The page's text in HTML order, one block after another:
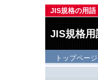
JIS規格の用
JIS規格用
トップページ